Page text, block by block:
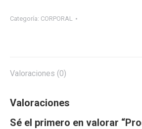
Categoría: CORPORAL
Valoraciones (0)
Valoraciones
Sé el primero en valorar